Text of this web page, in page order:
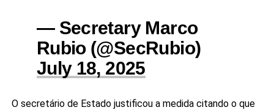
— Secretary Marco
Rubio (@SecRubio)
July 18, 2025
O secretário de Estado justificou a medida citando o que